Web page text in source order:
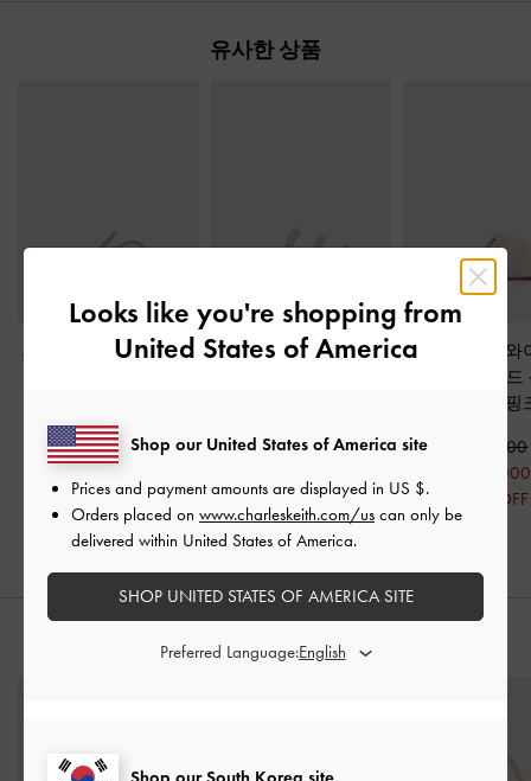
유사한 상품
새틴 크리스탈-엠벨리
₩85,900
₩68,700
20% OFF
골디 리사이클 폴리에
₩83,900
30% OFF
트위드 퍼프 와
트랩 슬라이
라이트 핑
₩79,900
₩40,000
50% OFF
스타일링 팁
Looks like you're shopping from
United States of America
Shop our United States of America site
Prices and payment amounts are displayed in US $.
Orders placed on www.charleskeith.com/us can only be
delivered within United States of America.
SHOP UNITED STATES OF AMERICA SITE
Preferred Language: